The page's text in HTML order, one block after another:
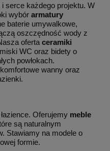
serce każdego projektu. W
wybór armatury
baterie umywalkowe,
oszczędność wody z
oferta ceramiki
WC oraz bidety o
powłokach.
wanny oraz
Oferujemy meble
są naturalnym
Stawiamy na modele o
formie.